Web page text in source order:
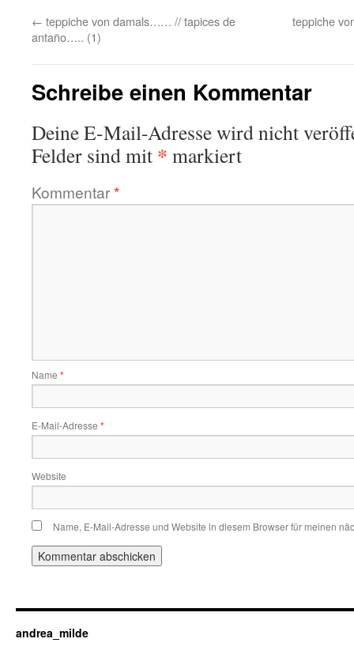
← teppiche von damals…… // tapices de
antaño….. (1)
teppiche
Schreibe einen Kommentar
Deine E-Mail-Adresse wird nicht
Felder sind mit * markiert
Kommentar*
Name *
E-Mail-Adresse *
Website
Name, E-Mail-Adresse und Website in diesem Browser für meinen
andrea_milde